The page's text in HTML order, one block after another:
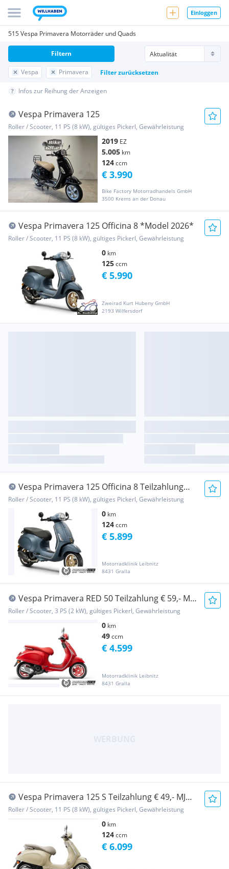
Einloggen
515 Vespa Primavera Motorräder und Quads
Vespa Primavera Filter zurücksetzen
Filtern
Infos zur Reihung der Anzeigen
Vespa Primavera 125
Roller / Scooter, 11 PS (8 kW), gültiges Pickerl, Gewährleistung
2019 EZ
5.005 km
124ccm
Bike Factory Motorradhandels GmbH
3500 Krems an der Donau
€ 3.990
Vespa Primavera 125 Officina 8 *Model 2026*
Roller / Scooter, 11 PS (8 kW), gültiges Pickerl, Gewährleistung
0 km
125ccm
Zweirad Kurt Hubeny GmbH
2193 Wilfersdorf
€ 5.990
Vespa Primavera 125 Officina 8 Teilzahlung
€59,- Moto...
Roller / Scooter, 11 PS (8 kW), gültiges Pickerl, Gewährleistung
0 km
124ccm
Motorradklinik Leibnitz
8431 Gralla
€ 5.899
Vespa Primavera RED 50 Teilzahlung € 59,- MJ
26
Roller / Scooter, 3 PS (2 kW), gültiges Pickerl, Gewährleistung
0 km
49ccm
Motorradklinik Leibnitz
8431 Gralla
€ 4.599
Vespa Primavera 125 S Teilzahlung € 49,- MJ
26, Motor...
Roller / Scooter, 11 PS (8 kW), gültiges Pickerl, Gewährleistung
0 km
124ccm
€ 6.099